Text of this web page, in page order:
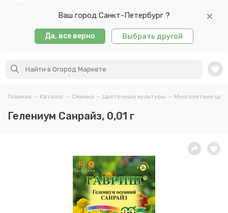
Ваш город Санкт-Петербург ?
Да, все верно Выбрать другой
Главная - Каталог - Семена - Цветочные культуры - Многолетние
Гелениум Санрайз, 0,01 г